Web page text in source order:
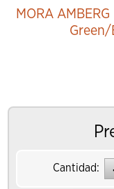
MORA
Cantidad: